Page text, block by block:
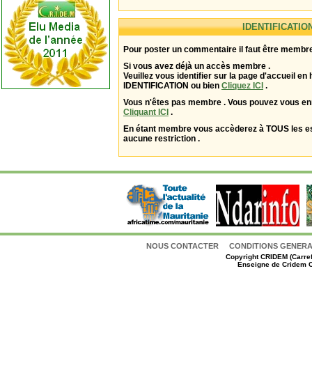
Pour poster un commentaire il faut être
Si vous avez déjà un accès membre .
Veuillez vous identifier sur la page d'accueil en
IDENTIFICATION ou bien Cliquez ICI .
Vous n'êtes pas membre . Vous pouvez vous
Cliquant ICI .
En étant membre vous accèderez à TOUS les
aucune restriction .
NOUS CONTACTER CONDITIONS
CopyrightCRIDEM
Enseigne de Cridem